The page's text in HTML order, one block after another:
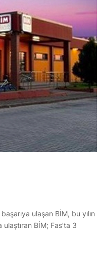
ulaşan BİM, bu yılın
ulaştıran BİM; Fas’ta 3